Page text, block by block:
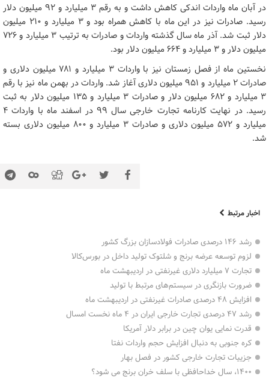
در آبان ماه واردات اندکی کاهش داشت و به رقم ۳ میلیارد و ۹۲ میلیون دلار
رسید. صادرات نیز در این ماه با کاهش همراه بود و ۳ میلیارد و ۲۱۰ میلیون
دلار ثبت شد. آذر ماه سال گذشته واردات و صادرات به ترتیب ۳ میلیارد و ۷۲۶
میلیون دلار و ۳ میلیارد و ۶۶۴ میلیون دلار بود.
نخستین ماه از فصل زمستان نیز با واردات ۳ میلیارد و ۷۸۱ میلیون دلاری و
صادرات ۲ میلیارد و ۹۵۱ میلیون دلاری آغاز شد. واردات در بهمن ماه نیز با رقم
۳ میلیارد و ۶۸۲ میلیون دلار و صادرات ۳ میلیارد و ۱۳۵ میلیون دلار به ثبت
رسید. در نهایت کارنامه تجارت خارجی سال ۹۹ در اسفند ماه با واردات ۴
میلیارد و ۵۷۲ میلیون دلاری و صادرات ۳ میلیارد و ۸۰۰ میلیون دلاری بسته
شد.
اخبار مرتبط
رشد ۱۴۶ درصدی صادرات فولادسازان بزرگ کشور
لزوم توسعه عرضه برنج و شلتوک تولید داخل در بورس‌کالا
تجارت ۷ میلیارد دلاری غیرنفتی در اردیبهشت ماه
ضرورت بازنگری در سیستم‌های مرتبط با تولید
افزایش ۴۸ درصدی صادرات غیرنفتی در اردیبهشت ماه
رشد ۴۷ درصدی تجارت خارجی ایران در ۴ ماه نخست امسال
قدرت نمایی یوان چین در برابر دلار آمریکا
کره جنوبی به دنبال افزایش حجم واردات نفتا
جزییات تجارت خارجی کشور در فصل بهار
۱۴۰۰، سال خداحافظی با سلف خران برنج می شود؟